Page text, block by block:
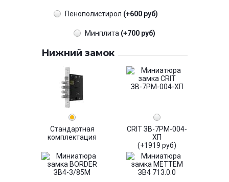
Пенополистирол (+600 руб)
Минплита (+700 руб)
Нижний замок
Стандартная
комплектация
CRIT ЗВ-7РМ-004-
ХП
(+1919 руб)